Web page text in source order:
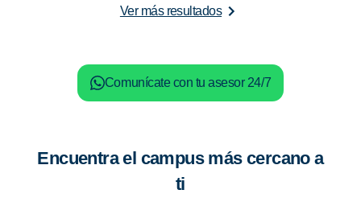
Ver más resultados
Comunícate con tu asesor 24/7
Encuentra el campus más cercano a
ti